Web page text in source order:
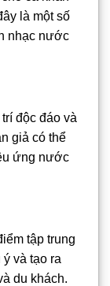
là một số
nhạc nước
độc đáo và
giả có thể
ứng nước
tập trung
và tạo ra
du khách.